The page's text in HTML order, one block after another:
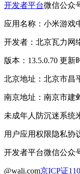
开发者平台微信公众
应用名称：小米游戏
开发者：北京瓦力网
版本：13.5.0.70 更新
北京地址：北京市昌
南京地址：南京市建
未成年人防沉迷系统
用户应用权限隐私协
开发者平台微信公众
@wali.com京ICP证